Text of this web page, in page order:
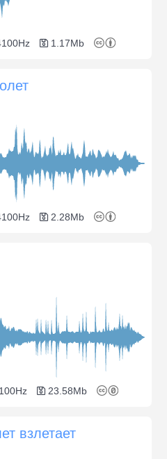
1.17Mb
2.28Mb
23.58Mb
взлетает